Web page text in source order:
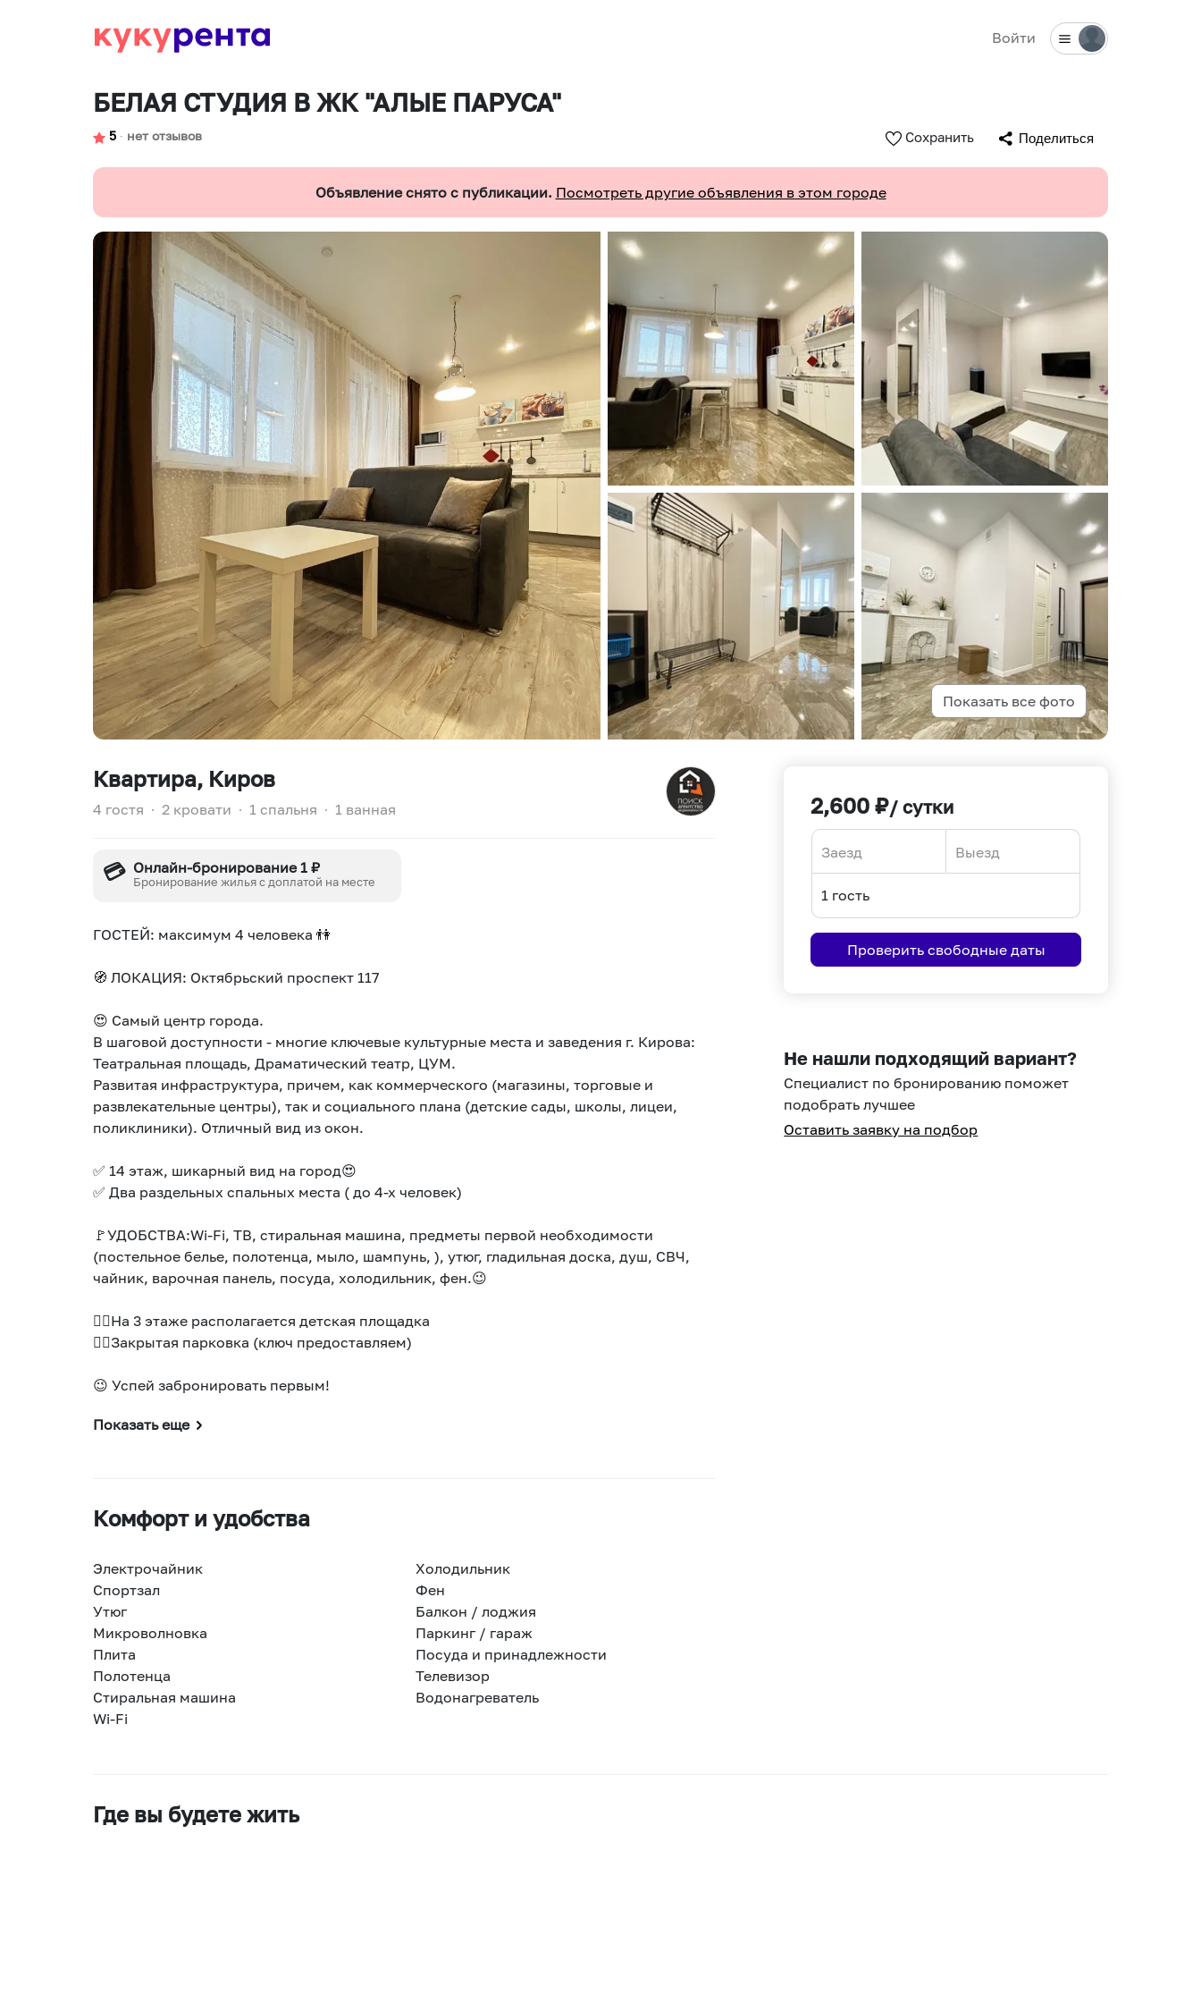
Войти
БЕЛАЯ СТУДИЯ В ЖК "АЛЫЕ ПАРУСА"
5 ∙ нет отзывов Сохранить Поделиться
Объявление снято с публикации. Посмотреть другие объявления в этом городе
Показать все фото
Квартира, Киров
4 гостя ∙ 2 кровати ∙ 1 спальня ∙ 1 ванная
💳 Онлайн-бронирование 1 ₽
Бронирование жилья с доплатой на месте
ГОСТЕЙ: максимум 4 человека 👫
🧭 ЛОКАЦИЯ: Октябрьский проспект 117
😍 Самый центр города.
В шаговой доступности - многие ключевые культурные места и заведения г. Кирова:
Театральная площадь, Драматический театр, ЦУМ.
Развитая инфраструктура, причем, как коммерческого (магазины, торговые и
развлекательные центры), так и социального плана (детские сады, школы, лицеи,
поликлиники). Отличный вид из окон.
✅ 14 этаж, шикарный вид на город😍
✅ Два раздельных спальных места ( до 4-х человек)
🚩УДОБСТВА:Wi-Fi, ТВ, стиральная машина, предметы первой необходимости
(постельное белье, полотенца, мыло, шампунь, ), утюг, гладильная доска, душ, СВЧ,
чайник, варочная панель, посуда, холодильник, фен.😉
👍🏻На 3 этаже располагается детская площадка
👍🏻Закрытая парковка (ключ предоставляем)
😉 Успей забронировать первым!
Показать еще
Комфорт и удобства
Электрочайник
Холодильник
Спортзал
Фен
Утюг
Балкон / лоджия
Микроволновка
Паркинг / гараж
Плита
Посуда и принадлежности
Полотенца
Телевизор
Стиральная машина
Водонагреватель
Wi-Fi
2,600 ₽/ сутки
forward
interact
with
select
a
date.
the
interact
with
select
a
the
Проверить свободные даты
Не нашли подходящий вариант?
Специалист по бронированию поможет
подобрать лучшее
Оставить заявку на подбор
Где вы будете жить